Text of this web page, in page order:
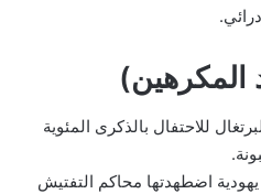
المكرهين)
البرتغال للاحتفال بالذكرى المئوية
يهودية اضطهدتها محاكم التفتيش